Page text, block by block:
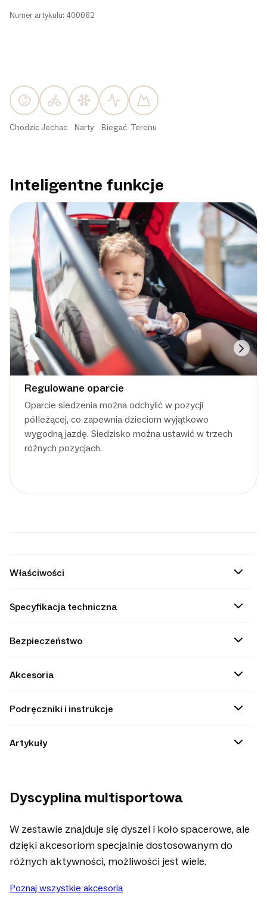
Numer artykułu: 400062
Chodzic Jechac Narty Biegać Terenu
Inteligentne funkcje
Regulowane oparcie
Oparcie siedzenia można odchylić w pozycji
półleżącej, co zapewnia dzieciom wyjątkowo
wygodną jazdę. Siedzisko można ustawić w trzech
różnych pozycjach.
Właściwości
Specyfikacja techniczna
Bezpieczeństwo
Akcesoria
Podręczniki i instrukcje
Artykuły
Dyscyplina multisportowa
W zestawie znajduje się dyszel i koło spacerowe, ale
dzięki akcesoriom specjalnie dostosowanym do
różnych aktywności, możliwości jest wiele.
Poznaj wszystkie akcesoria